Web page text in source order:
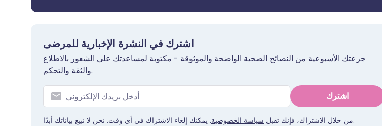
اشترك في النشرة الإخبارية للمرضى
جرعتك الأسبوعية من النصائح الصحية الواضحة والموثوقة - مكتوبة لمساعدتك على الشعور بالاطلاع
والثقة والتحكم.
اشترك
من خلال الاشتراك، فإنك تقبل سياسة الخصوصية . يمكنك إلغاء الاشتراك في أي وقت. نحن لا نبيع بياناتك أبدًا.